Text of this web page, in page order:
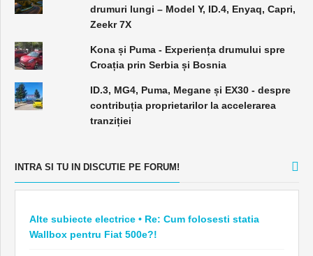
drumuri lungi – Model Y, ID.4, Enyaq, Capri,
Zeekr 7X
Kona și Puma - Experiența drumului spre
Croația prin Serbia și Bosnia
ID.3, MG4, Puma, Megane și EX30 - despre
contribuția proprietarilor la accelerarea
tranziției
INTRA SI TU IN DISCUTIE PE FORUM!
Alte subiecte electrice • Re: Cum folosesti statia
Wallbox pentru Fiat 500e?!